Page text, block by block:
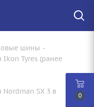
шины -
Tyres (ранее
SX 3 в
0